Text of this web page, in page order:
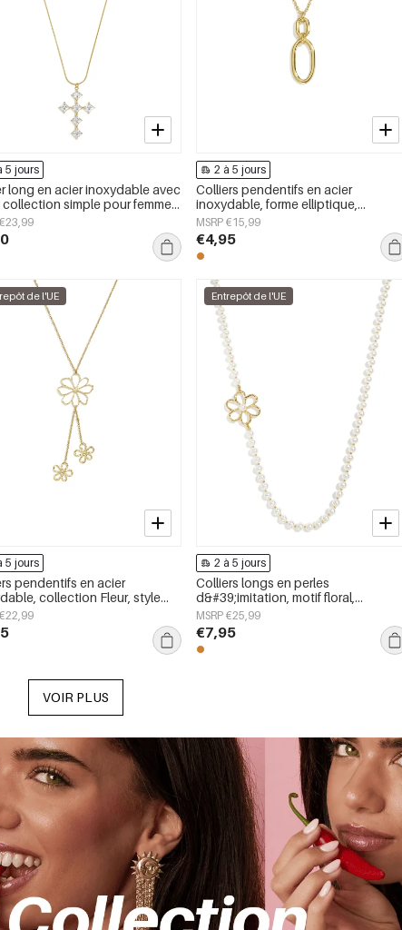
5 jours
long en acier inoxydable avec
collection simple pour femmes.
pour tous les jours.
2 à 5 jours
Colliers pendentifs en acier
inoxydable, forme elliptique,
collection Simple Daily Simple, bijoux
pour femmes
MSRP €15,99
€4,95
de l'UE
5 jours
pendentifs en acier
collection Fleur, style
et simple, bijoux pour
Entrepôt de l'UE
2 à 5 jours
Colliers longs en perles
d&#39;imitation, motif floral,
collection Douceur et Simplicité au
quotidien, bijoux pour femmes
MSRP €25,99
€7,95
VOIR PLUS